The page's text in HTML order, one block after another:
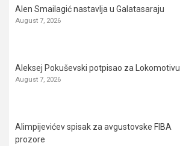
Alen Smailagić nastavlja u Galatasaraju
August 7, 2026
Aleksej Pokuševski potpisao za Lokomotivu
August 7, 2026
Alimpijevićev spisak za avgustovske FIBA
prozore